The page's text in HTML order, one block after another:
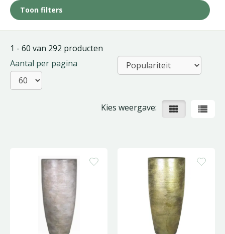
Toon filters
1 - 60 van 292 producten
Aantal per pagina
Kies weergave: